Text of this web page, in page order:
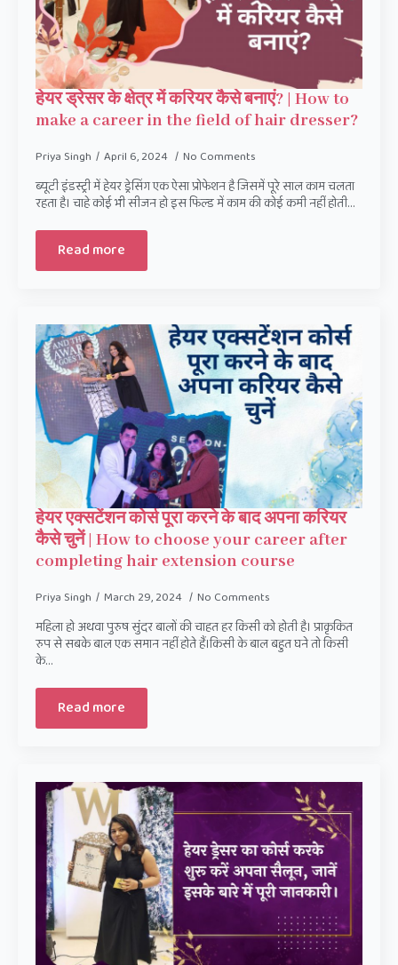
हेयर ड्रेसर के क्षेत्र में करियर कैसे बनाएं? | How to
make a career in the field of hair dresser?
Priya Singh April 6, 2024 No Comments
ब्यूटी इंडस्ट्री में हेयर ड्रेसिंग एक ऐसा प्रोफेशन है जिसमें पूरे साल काम चलता
रहता है। चाहे कोई भी सीजन हो इस फिल्ड में काम की कोई कमी नहीं होती…
Read more
हेयर एक्सटेंशन कोर्स पूरा करने के बाद अपना करियर
कैसे चुनें | How to choose your career after
completing hair extension course
Priya Singh March 29, 2024 No Comments
महिला हो अथवा पुरुष सुंदर बालों की चाहत हर किसी को होती है। प्राकृकित
रुप से सबके बाल एक समान नहीं होते हैं।किसी के बाल बहुत घने तो किसी
के…
Read more